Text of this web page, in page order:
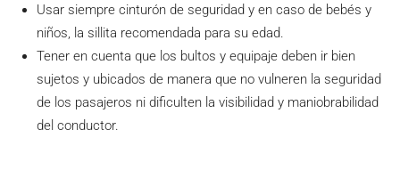
Usar siempre cinturón de seguridad y en caso de bebés y
niños, la sillita recomendada para su edad.
Tener en cuenta que los bultos y equipaje deben ir bien
sujetos y ubicados de manera que no vulneren la seguridad
de los pasajeros ni dificulten la visibilidad y maniobrabilidad
del conductor.